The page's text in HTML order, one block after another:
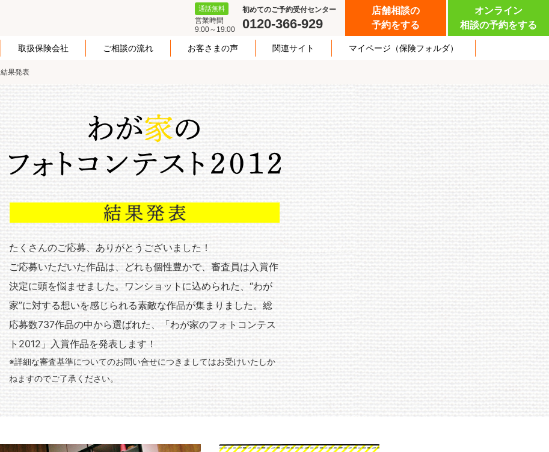
通話無料
営業時間
9:00～19:00
初めてのご予約受付センター
0120-366-929
店舗相談の
予約をする
オンライン
相談の予約をする
取扱保険会社 ご相談の流れ お客さまの声 関連サイト マイページ （保険フォルダ）
結果発表
保険クリニック20周年記念 わ
が家のフォトコンテスト2012
たくさんのご応募、ありがとうございました！
ご応募いただいた作品は、どれも個性豊かで、審査員は入賞作
決定に頭を悩ませました。ワンショットに込められた、“わが
家”に対する想いを感じられる素敵な作品が集まりました。総
応募数737作品の中から選ばれた、「わが家のフォトコンテス
ト2012」入賞作品を発表します！
※詳細な審査基準についてのお問い合せにつきましてはお受けいたしか
ねますのでご了承ください。